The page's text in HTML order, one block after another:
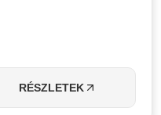
RÉSZLETEK